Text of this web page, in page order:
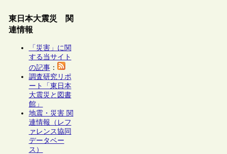
東日本大震災 関
連情報
「災害」に関
する当サイト
の記事：
調査研究リポ
ート「東日本
大震災と図書
館」
地震・災害 関
連情報（レフ
ァレンス協同
データベー
ス）